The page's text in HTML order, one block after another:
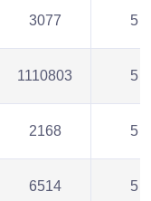
3077 5
1110803 5
2168 5
6514 5